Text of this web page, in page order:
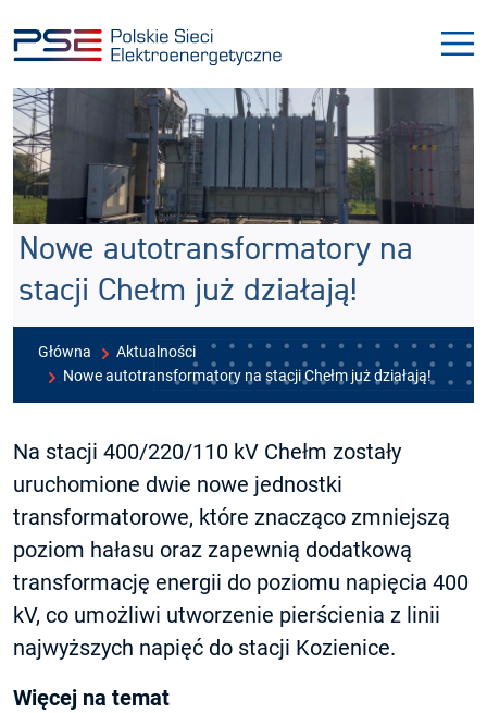
do
menu
do
treści
Nowe autotransformatory na
stacji Chełm już działają!
Główna
Aktualności
Nowe autotransformatory na stacji Chełm już działają!
Na stacji 400/220/110 kV Chełm zostały
uruchomione dwie nowe jednostki
transformatorowe, które znacząco zmniejszą
poziom hałasu oraz zapewnią dodatkową
transformację energii do poziomu napięcia 400
kV, co umożliwi utworzenie pierścienia z linii
najwyższych napięć do stacji Kozienice.
Więcej na temat